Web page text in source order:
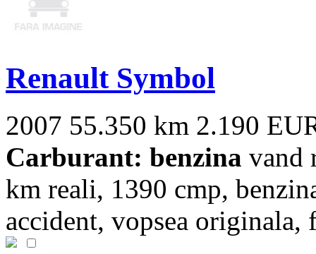
Renault Symbol
2007 55.350 km 2.190
Carburant: benzina vand
km reali, 1390 cmp,
accident, vopsea originala,